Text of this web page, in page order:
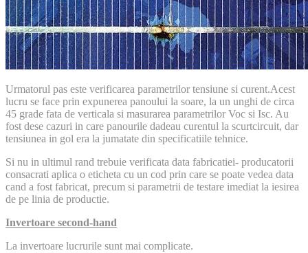
Urmatorul pas este verificarea parametrilor tensiune si curent.Acest
lucru se face prin expunerea panoului la soare, la un unghi de circa
45 grade fata de verticala si masurarea parametrilor Voc si Isc. Au
fost dese cazuri in care panourile dadeau curentul la scurtcircuit, dar
tensiunea in gol era la jumatate din specificatiile tehnice.
Si nu in ultimul rand trebuie verificata data fabricatiei- producatorii
consacrati aplica o eticheta cu un cod prin care se poate vedea data
cand a fost fabricat, precum si parametrii de testare imediat la iesirea
de pe linia de productie.
Invertoare second-hand
La invertoare lucrurile sunt mai complicate.